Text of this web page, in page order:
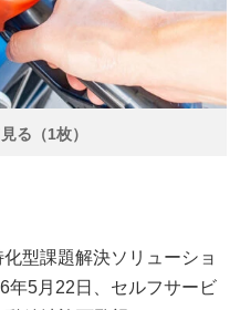
る（1枚）
型課題解決ソリューショ
年5月22日、セルフサービ